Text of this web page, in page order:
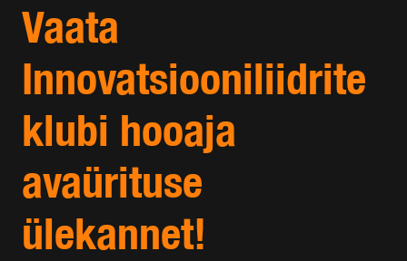
Vaata
Innovatsiooniliidrite
klubi hooaja
avaürituse
ülekannet!